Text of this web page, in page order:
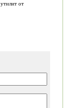
от